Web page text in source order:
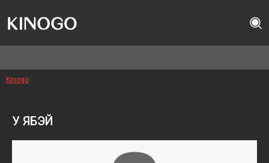
Kinogo
У ЯБЭЙ